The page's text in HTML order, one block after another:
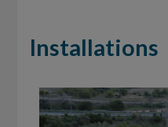
Installations